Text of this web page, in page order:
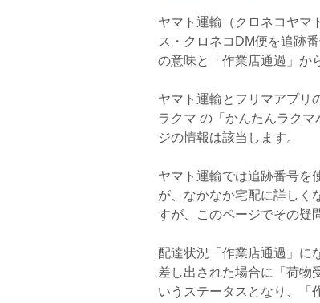
ヤマト運輸（クロネコヤマ
ス・クロネコDM便を追跡
の意味と「作業店通過」か
ヤマト運輸とフリマアプリ
ラクマ の「かんたんラク
ジの情報は該当します。
ヤマト運輸では追跡番号を
が、なかなか宅配に詳しく
すが、このページでその疑
配達状況「作業店通過」に
差し出された場合に「荷物
いうステータスとなり、「